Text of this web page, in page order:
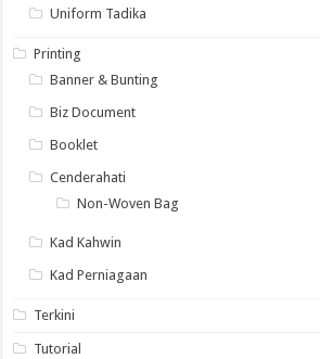
Uniform Tadika
Printing
Banner & Bunting
Biz Document
Booklet
Cenderahati
Non-Woven Bag
Kad Kahwin
Kad Perniagaan
Terkini
Tutorial